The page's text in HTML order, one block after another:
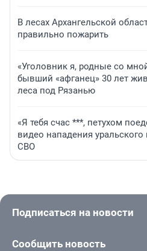
В лесах Архангельской
правильно пожарить
«Уголовник я, родные со
бывший «афганец» 30 лет
леса под Рязанью
«Я тебя счас ***, петухом
видео нападения уральского
СВО
Подписаться на новости
Сообщить новость